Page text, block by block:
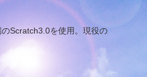
Scratch3.0を使用。現役の